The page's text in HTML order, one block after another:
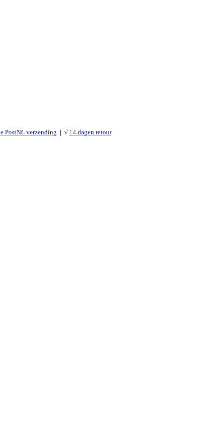
PostNL verzending | √ 14 dagen retour